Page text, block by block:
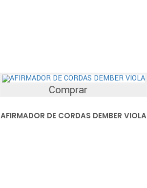
Comprar
AFIRMADOR DE CORDAS DEMBER VIOLA